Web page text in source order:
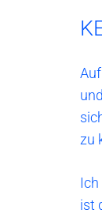
zu
ist